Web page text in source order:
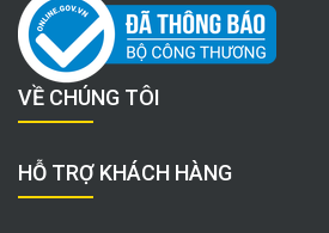
VỀ CHÚNG TÔI
HỖ TRỢ KHÁCH HÀNG